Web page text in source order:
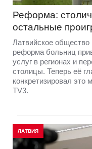
Реформа:
остальные
Латвийское
реформа больниц
услуг в регионах и
столицы. Теперь её
конкретизировал это
TV3.
ЛАТВИЯ